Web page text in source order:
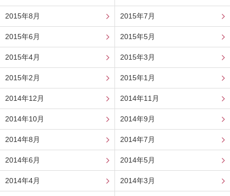
2015年8月 2015年7月
2015年6月 2015年5月
2015年4月 2015年3月
2015年2月 2015年1月
2014年12月 2014年11月
2014年10月 2014年9月
2014年8月 2014年7月
2014年6月 2014年5月
2014年4月 2014年3月